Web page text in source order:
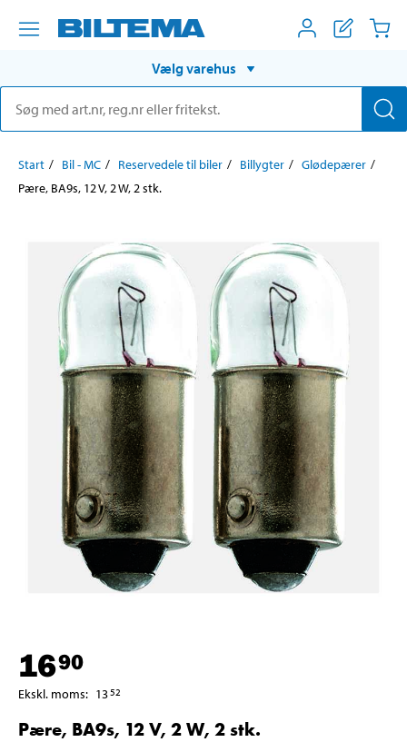
Vælg varehus
Start Bil - MC Reservedele til biler Billygter
Glødepærer
Pære, BA9s, 12 V, 2 W, 2 stk.
1690
Ekskl. moms: 1352
Pære, BA9s, 12 V, 2 W, 2 stk.